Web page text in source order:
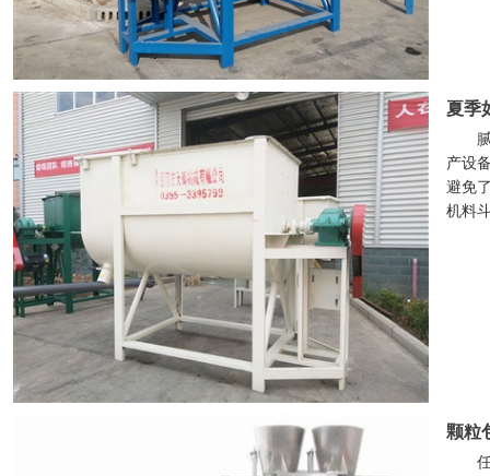
夏季
产设
避免
机料
颗粒